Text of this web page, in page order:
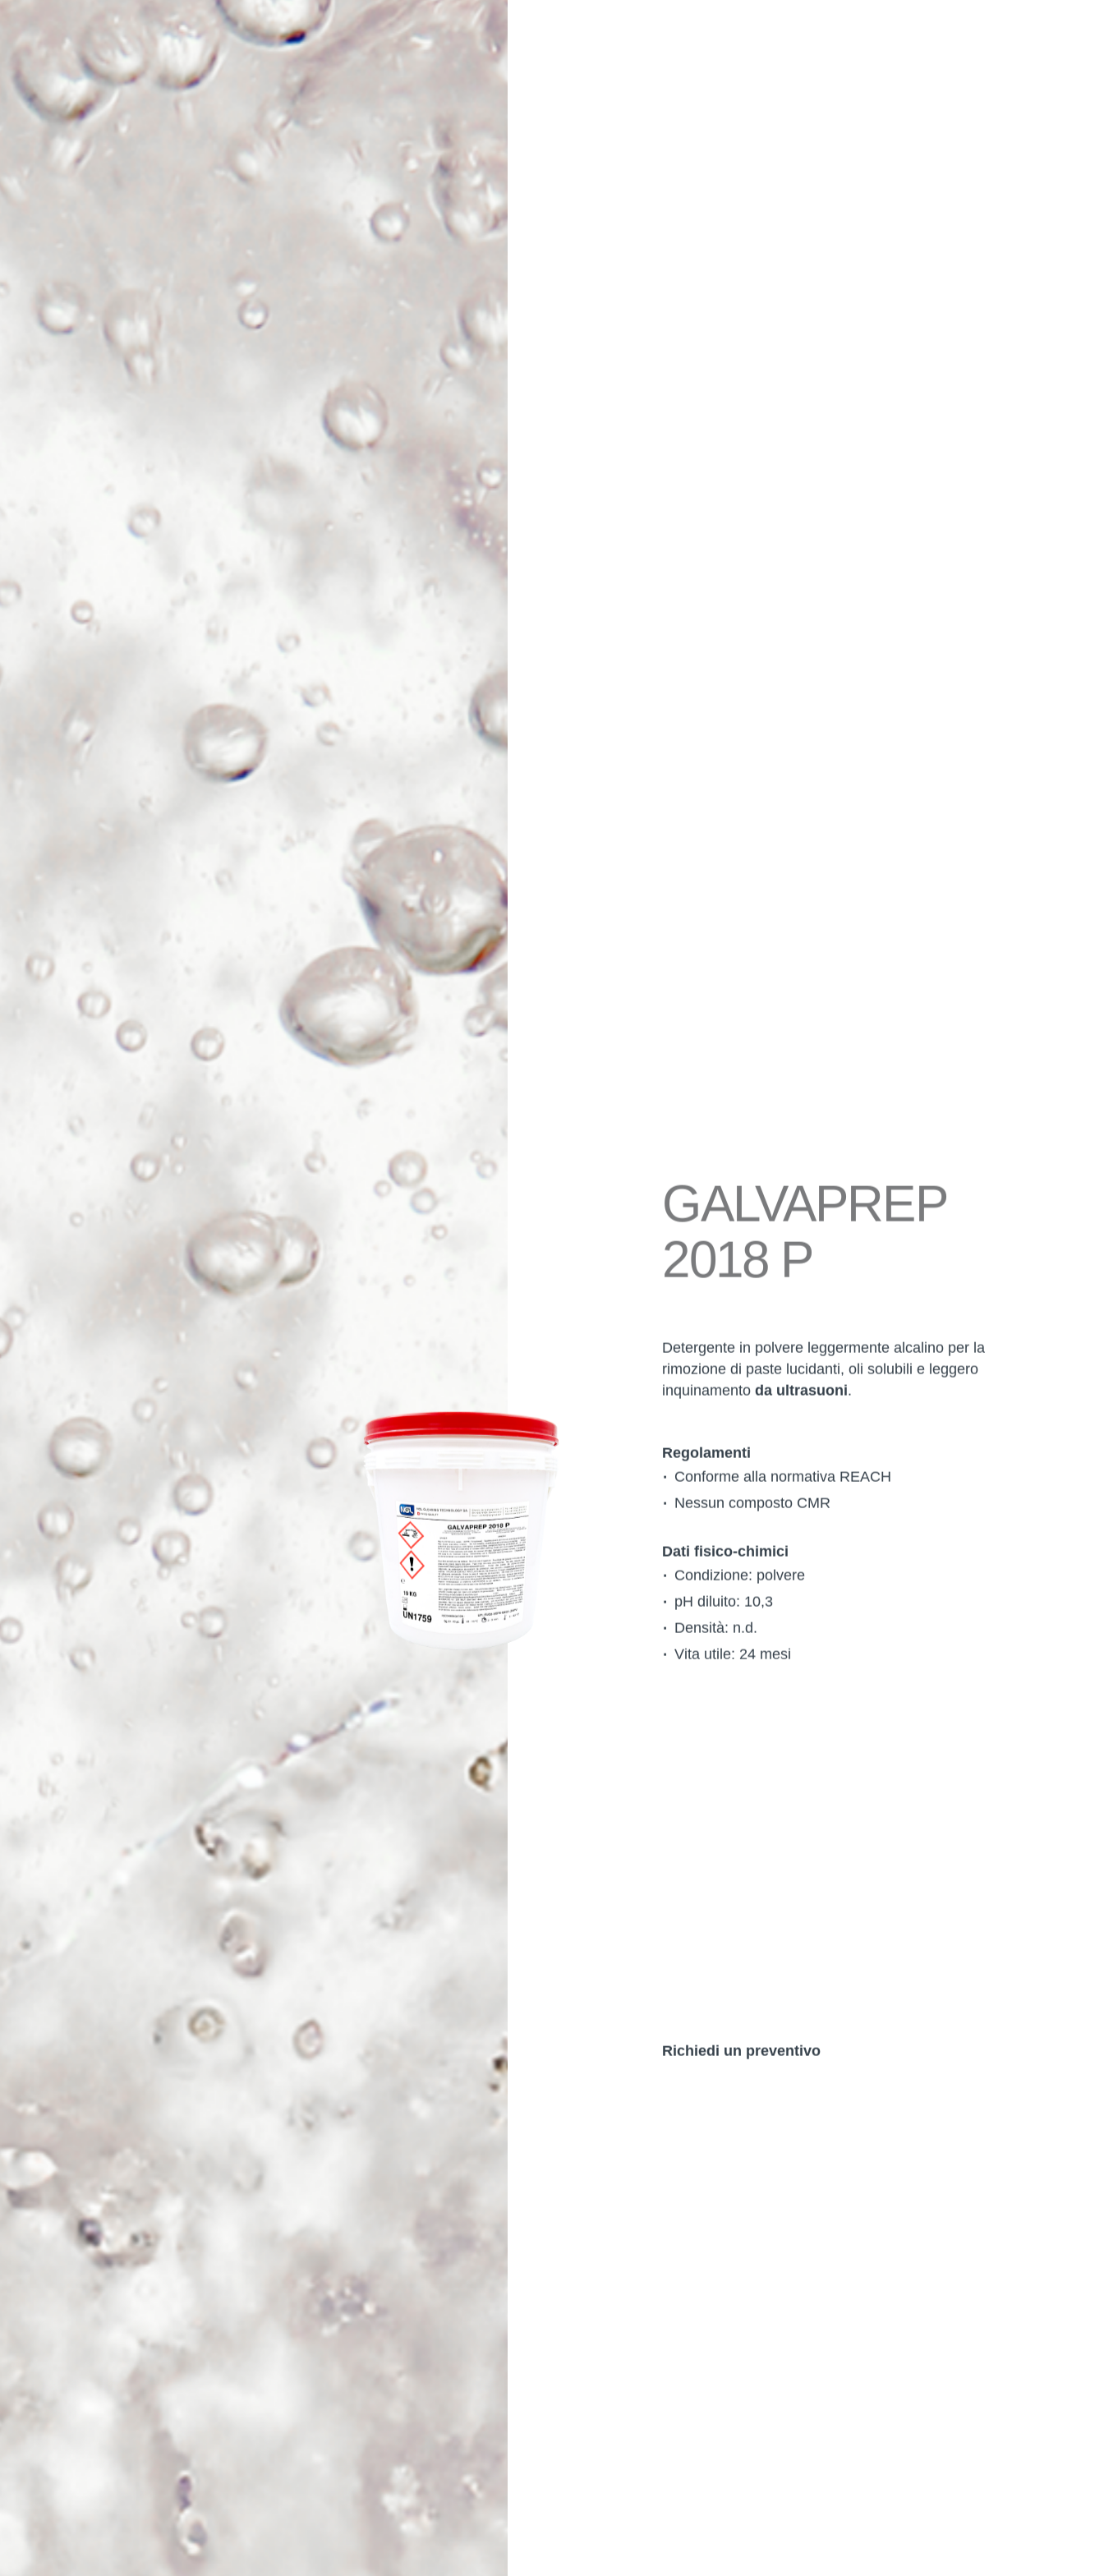
GALVAPREP
2018 P
Detergente in polvere leggermente alcalino per la
rimozione di paste lucidanti, oli solubili e leggero
inquinamentoda ultrasuoni.
Regolamenti
Conforme alla normativa REACH
Nessun composto CMR
Dati fisico-chimici
Condizione: polvere
pH diluito: 10,3
Densità: n.d.
Vita utile: 24 mesi
Richiedi un preventivo